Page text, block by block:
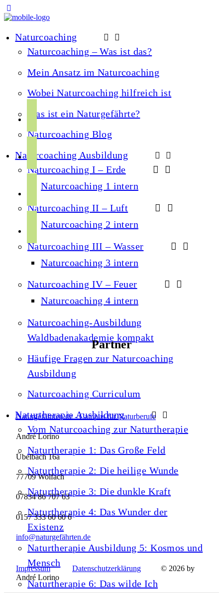
Naturcoaching
Naturcoaching – Was ist das?
Mein Ansatz im Naturcoaching
Wobei Naturcoaching hilfreich ist
Was ist ein Naturgefährte?
Naturcoaching Blog
Naturcoaching Ausbildung
Naturcoaching I – Erde
Naturcoaching 1 intern
Naturcoaching II – Luft
Naturcoaching 2 intern
Naturcoaching III – Wasser
Naturcoaching 3 intern
Naturcoaching IV – Feuer
Naturcoaching 4 intern
Naturcoaching-Ausbildung
Waldbadenakademie kompakt
Häufige Fragen zur Naturcoaching
Ausbildung
Naturcoaching Curriculum
Naturtherapie Ausbildung
Vom Naturcoaching zur Naturtherapie
Naturtherapie 1: Das Große Feld
Naturtherapie 2: Die heilige Wunde
Naturtherapie 3: Die dunkle Kraft
Naturtherapie 4: Das Wunder der
Existenz
Naturtherapie Ausbildung 5: Kosmos und
Mensch
Naturtherapie 6: Das wilde Ich
c
b
o
k
n
s
g
a
u
b
o
f
Partner
Naturgefährten.de - Campus für Naturberufe
André Lorino
Übelbach 16a
77709 Wolfach
07834 86 707 63
0157 333 60 60 6
info@naturgefährten.de
Impressum Datenschutzerklärung © 2026 by
André Lorino